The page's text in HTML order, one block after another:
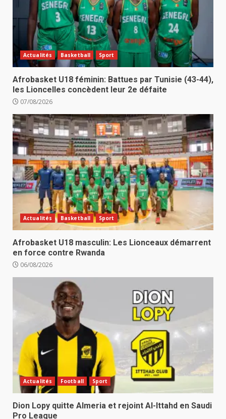
Actualités Basketball Sport
Afrobasket U18 féminin: Battues par Tunisie (43-44),
les Lioncelles concèdent leur 2e défaite
07/08/2026
Actualités Basketball Sport
Afrobasket U18 masculin: Les Lionceaux démarrent
en force contre Rwanda
06/08/2026
Actualités Football Sport
Dion Lopy quitte Almeria et rejoint Al-Ittahd en Saudi
Pro League